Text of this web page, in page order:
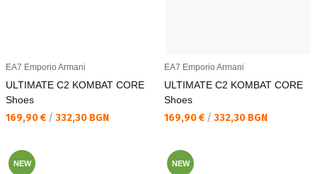
EA7 Emporio Armani
ULTIMATE C2 KOMBAT CORE
Shoes
Текуща цена:
169,90 € / 332,30 BGN
EA7 Emporio Armani
ULTIMATE C2 KOMBAT CORE
Shoes
Текуща цена:
169,90 € / 332,30 BGN
NEW NEW